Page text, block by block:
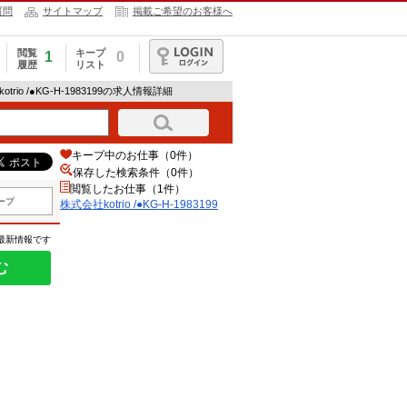
問 サイトマップ 掲載ご希望のお客様へ
閲覧
履歴
1
キープ
リスト
0
ログイン
/●KG-H-1983199の求人情報詳細
プ
新情報です
キープ中のお仕事（0件）
保存した検索条件（0件）
閲覧したお仕事（1件）
株式会社kotrio /●KG-H-1983199